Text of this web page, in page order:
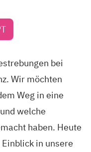
bei
Wir möchten
Weg in eine
welche
haben. Heute
in unsere